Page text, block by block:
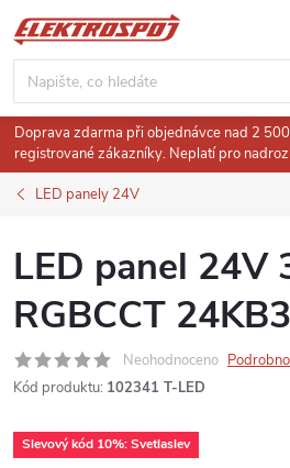
Přejít
na
obsah
Doprava zdarma při objednávce nad 2
registrované zákazníky. Neplatí pro
LED panely 24V
LED panel 24V
RGBCCT
Neohodnoceno
Kód produktu: 102341 T-LED
Slevový kód 10%: Svetlaslev